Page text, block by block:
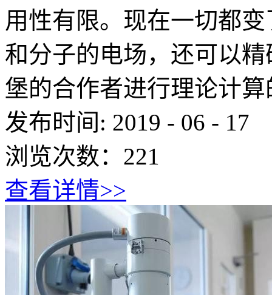
用性有限。现在一切都
和分子的电场，还可以
堡的合作者进行理论计算
发布时间: 2019 - 06 - 17
浏览次数： 221
查看详情>>